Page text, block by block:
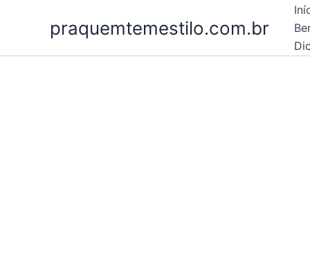
praquemtemestilo.com.br